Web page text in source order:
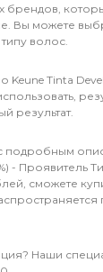
брендов,
Вы можете
волос.
Tinta
результат.
подробным
- Проявитель
сможете
Наши